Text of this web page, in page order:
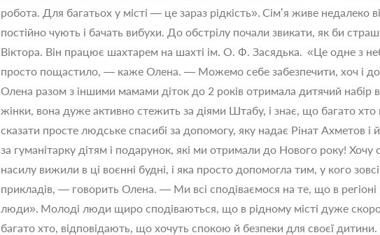
робота. Для багатьох у місті — це зараз рідкість». Сім’я живе недалеко
постійно чують і бачать вибухи. До обстрілу почали звикати, як би
Віктора. Він працює шахтарем на шахті ім. О. Ф. Засядька. «Це одне з
просто пощастило, — каже Олена. — Можемо себе забезпечити, хоч і
Олена разом з іншими мамами діток до 2 років отримала дитячий набір
жінки, вона дуже активно стежить за діями Штабу, і знає, що багато хто
сказати просте людське спасибі за допомогу, яку надає Рінат Ахметов і
за гуманітарку дітям і подарунок, які ми отримали до Нового року! Хочу
насилу вижили в ці воєнні будні, і яка просто допомогла тим, у кого
прикладів, — говорить Олена. — Ми всі сподіваємося на те, що в
люди». Молоді люди щиро сподіваються, що в рідному місті дуже
багато хто, відповідають, що хочуть спокою й безпеки для своєї